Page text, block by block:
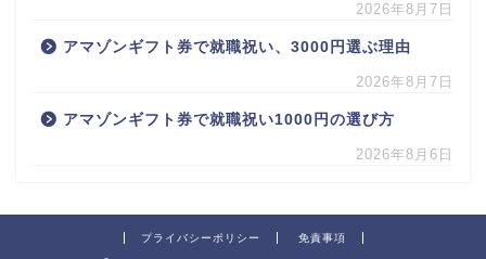
2026年8月7日
アマゾンギフト券で就職祝い、3000円選ぶ理由
2026年8月7日
アマゾンギフト券で就職祝い1000円の選び方
2026年8月6日
プライバシーポリシー 免責事項